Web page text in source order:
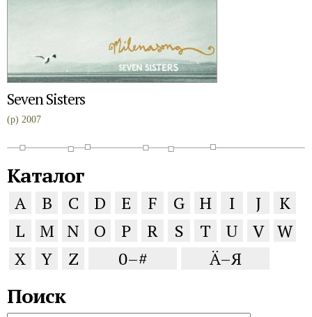
Seven Sisters
(p) 2007
Каталог
A B C D E F G H I J
K
L
M N O P R S T U V W
X
Y Z 0–# Ä–Я
Поиск